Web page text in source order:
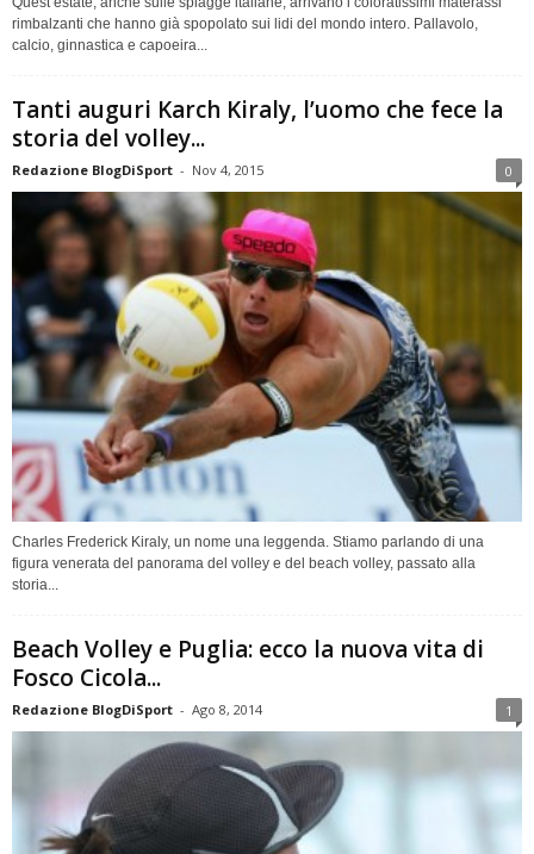
rimbalzanti che hanno già spopolato sui lidi del mondo intero. Pallavolo,
calcio, ginnastica e capoeira...
Tanti auguri Karch Kiraly, l’uomo che fece la
storia del volley...
Redazione BlogDiSport - Nov 4, 2015 0
Charles Frederick Kiraly, un nome una leggenda. Stiamo parlando di una
figura venerata del panorama del volley e del beach volley, passato alla
storia...
Beach Volley e Puglia: ecco la nuova vita di
Fosco Cicola...
Redazione BlogDiSport - Ago 8, 2014 1